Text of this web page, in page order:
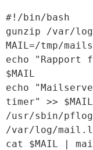
#!/bin/bash
gunzip /var/
MAIL=/tmp/
echo "Rapport
$MAIL
echo
timer" >> $MAIL
/usr/sbin/
/var/log/